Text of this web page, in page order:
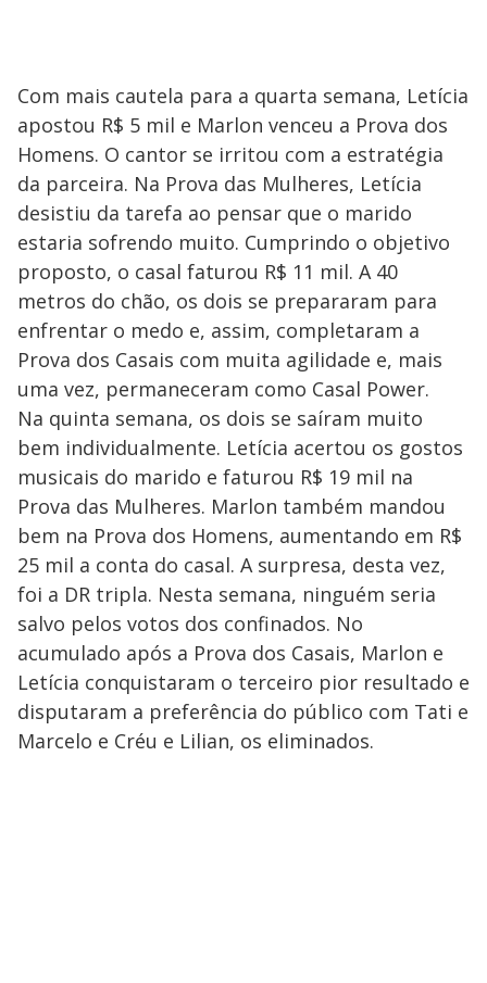
Com mais cautela para a quarta semana, Letícia
apostou R$ 5 mil e Marlon venceu a Prova dos
Homens. O cantor se irritou com a estratégia
da parceira. Na Prova das Mulheres, Letícia
desistiu da tarefa ao pensar que o marido
estaria sofrendo muito. Cumprindo o objetivo
proposto, o casal faturou R$ 11 mil. A 40
metros do chão, os dois se prepararam para
enfrentar o medo e, assim, completaram a
Prova dos Casais com muita agilidade e, mais
uma vez, permaneceram como Casal Power.
Na quinta semana, os dois se saíram muito
bem individualmente. Letícia acertou os gostos
musicais do marido e faturou R$ 19 mil na
Prova das Mulheres. Marlon também mandou
bem na Prova dos Homens, aumentando em R$
25 mil a conta do casal. A surpresa, desta vez,
foi a DR tripla. Nesta semana, ninguém seria
salvo pelos votos dos confinados. No
acumulado após a Prova dos Casais, Marlon e
Letícia conquistaram o terceiro pior resultado e
disputaram a preferência do público com Tati e
Marcelo e Créu e Lilian, os eliminados.